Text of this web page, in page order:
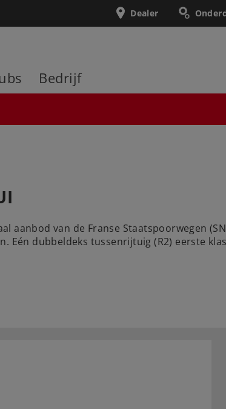
Dealer
Bedrijf
aanbod van de Franse Staatspoorwegen
Eén dubbeldeks tussenrijtuig (R2) eerste